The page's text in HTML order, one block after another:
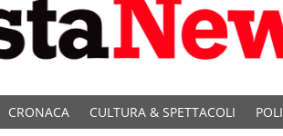
CRONACA CULTURA & SPETTACOLI